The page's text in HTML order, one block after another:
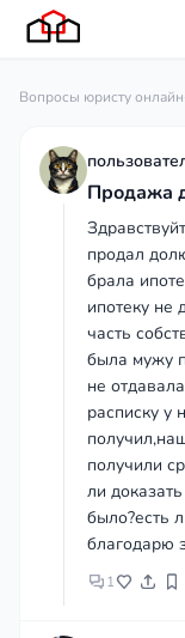
Вопросы юристу онлайн
Продажа
продал
брала
ипотеку не
часть
была мужу
не
расписку у
получили
ли
было?есть
благодарю
1